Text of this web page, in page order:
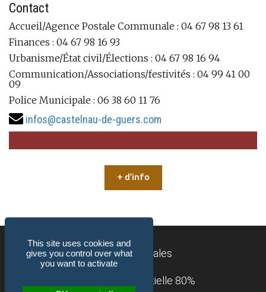
Contact
Accueil/Agence Postale Communale : 04 67 98 13 61
Finances : 04 67 98 16 93
Urbanisme/État civil/Élections : 04 67 98 16 94
Communication/Associations/festivités : 04 99 41 00
09
Police Municipale : 06 38 60 11 76
infos@castelnau-de-guers.com
+ d'info
Mentions légales
Accessibilité : partielle 80%
This site uses cookies and
gives you control over what
you want to activate